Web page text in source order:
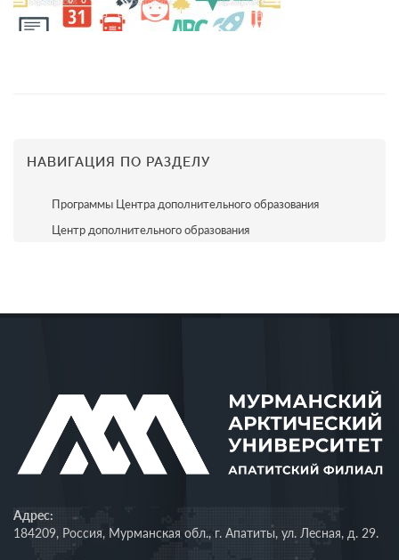
НАВИГАЦИЯ ПО РАЗДЕЛУ
Программы Центра дополнительного образования
Центр дополнительного образования
Адрес:
184209, Россия, Мурманская обл., г. Апатиты, ул. Лесная, д. 29.